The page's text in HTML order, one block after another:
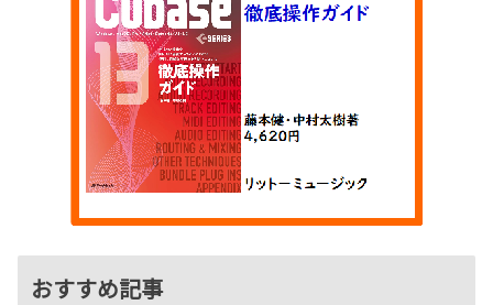
おすすめ記事